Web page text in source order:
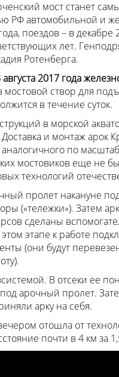
мост станет
РФ автомобильной и
поездов – в
лет.
Ротенберга.
2017 года
мостовой створ для
в течение суток.
в морской
и монтаж арок
по
мостовиков еще не
технологий
пролет накануне
(«тележки»). Затем
сделаны
этапе к работе
(они будут
В отсеки ее
арочный пролет.
арку на себя.
отошла от
почти в 4 км за